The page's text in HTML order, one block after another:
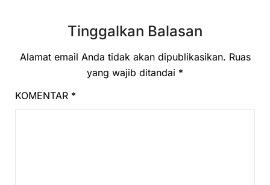
Tinggalkan Balasan
Alamat email Anda tidak akan dipublikasikan. Ruas
yang wajib ditandai *
KOMENTAR *